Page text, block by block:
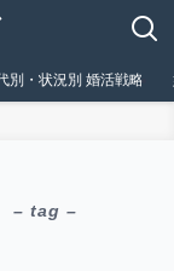
別・状況別 婚活戦略
– tag –